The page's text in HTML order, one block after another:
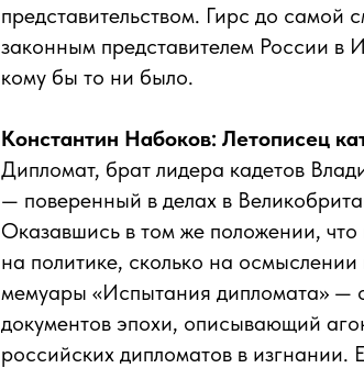
представительством. Гирс до самой
законным представителем России в
кому бы то ни было.
Константин Набоков: Летописец
Дипломат, брат лидера кадетов
— поверенный в делах в
Оказавшись в том же положении, что
на политике, сколько на
мемуары «Испытания дипломата» —
документов эпохи, описывающий
российских дипломатов в изгнании.